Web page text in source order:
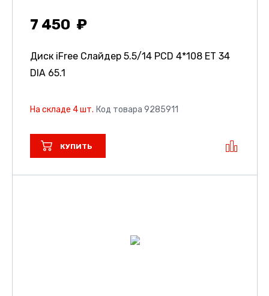
7 450
Диск iFree Слайдер 5.5/14 PCD 4*108 ET 34
DIA 65.1
На складе 4 шт. Код товара 9285911
КУПИТЬ